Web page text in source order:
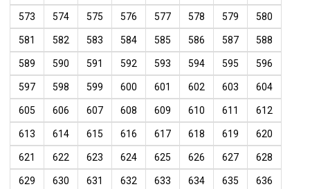
573 574 575 576 577 578 579 580
581 582 583 584 585 586 587 588
589 590 591 592 593 594 595 596
597 598 599 600 601 602 603 604
605 606 607 608 609 610 611 612
613 614 615 616 617 618 619 620
621 622 623 624 625 626 627 628
629 630 631 632 633 634 635 636